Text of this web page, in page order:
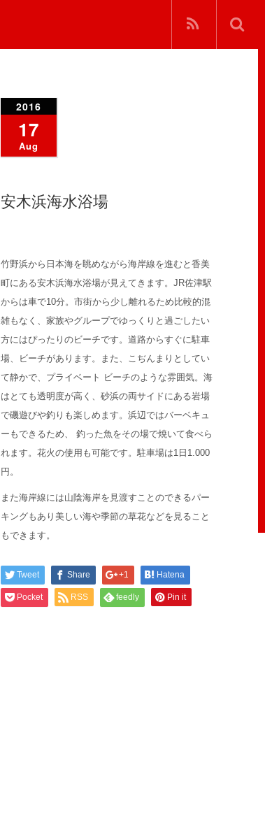
2016
17
Aug
安木浜海水浴場
竹野浜から日本海を眺めながら海岸線を進むと香美
町にある安木浜海水浴場が見えてきます。JR佐津駅
からは車で10分。市街から少し離れるため比較的混
雑もなく、家族やグループでゆっくりと過ごしたい
方にはぴったりのビーチです。道路からすぐに駐車
場、ビーチがあります。また、こぢんまりとしてい
て静かで、プライベート ビーチのような雰囲気。海
はとても透明度が高く、砂浜の両サイドにある岩場
で磯遊びや釣りも楽しめます。浜辺ではバーベキュ
ーもできるため、 釣った魚をその場で焼いて食べら
れます。花火の使用も可能です。駐車場は1日1.000
円。
また海岸線には山陰海岸を見渡すことのできるパー
キングもあり美しい海や季節の草花などを見ること
もできます。
Tweet Share +1 Hatena
Pocket RSS feedly Pin it